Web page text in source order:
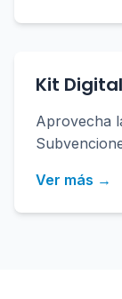
Kit
Aprovecha
Ver más →